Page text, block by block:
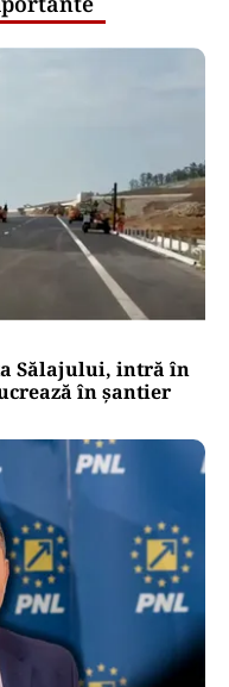
Sălajului, intră în
în șantier